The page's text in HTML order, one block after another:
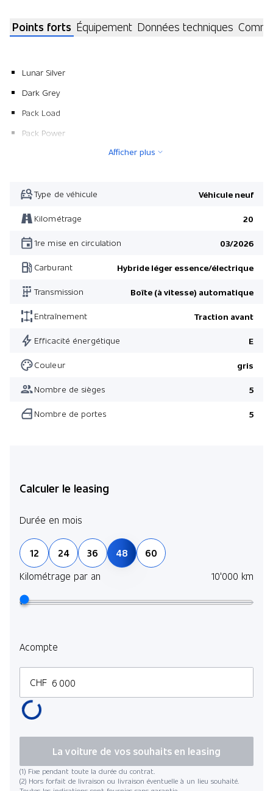
Points forts Équipement Données techniques
Lunar Silver
Dark Grey
Pack Load
Pack Power
Afficher plus
Type de véhicule Véhicule neuf
Kilométrage 20
1re mise en circulation 03/2026
Carburant Hybride léger essence/électrique
Transmission Boîte (à vitesse) automatique
Entraînement Traction avant
Efficacité énergétique E
Couleur gris
Nombre de sièges 5
Nombre de portes 5
Calculer le leasing
Durée en mois
12 24 36 48
60
Kilométrage par an
10'000 km
Acompte
CHF
(1) Fixe pendant toute la durée du contrat.
(2) Hors forfait de livraison ou livraison éventuelle à un lieu souhaité.
La voiture de vos souhaits en leasing